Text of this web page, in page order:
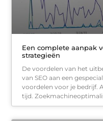
Een complete aanpak
strategieën
De voordelen van het
van SEO aan een
voordelen voor je bedrijf.
tijd.